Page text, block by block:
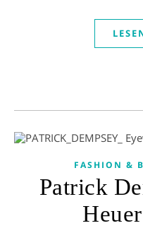
FASHION &
Patrick